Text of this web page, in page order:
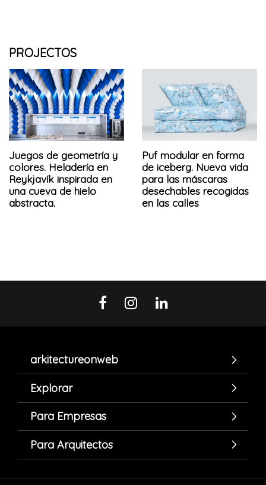
PROJECTOS
Juegos de geometría y
colores. Heladería en
Reykjavík inspirada en
una cueva de hielo
abstracta.
Puf modular en forma
de iceberg. Nueva vida
para las máscaras
desechables recogidas
en las calles
arkitectureonweb
Explorar
Para Empresas
Para Arquitectos